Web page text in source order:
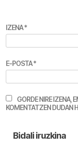
IZENA*
E-POSTA*
GORDE NIRE IZENA,
KOMENTATZEN DUDAN